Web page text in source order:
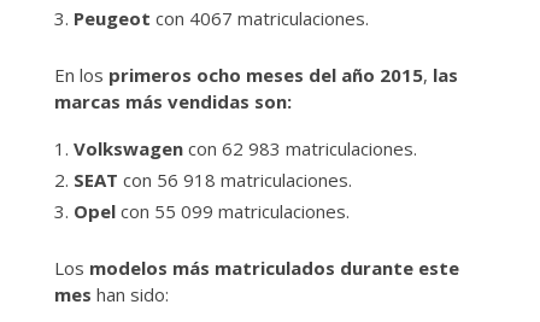
Peugeot con 4067 matriculaciones.
En los primeros ocho meses del año 2015, las
marcas más vendidas son:
Volkswagencon 62 983 matriculaciones.
SEAT con 56 918 matriculaciones.
Opel con 55 099 matriculaciones.
Los modelos más matriculados durante este
mes han sido: